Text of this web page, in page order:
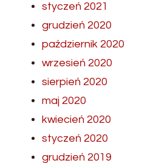
styczeń 2021
grudzień 2020
październik 2020
wrzesień 2020
sierpień 2020
maj 2020
kwiecień 2020
styczeń 2020
grudzień 2019